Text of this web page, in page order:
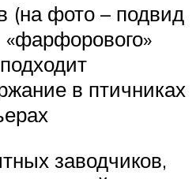
(на фото – подвид
«фарфорового»
в птичниках
заводчиков,